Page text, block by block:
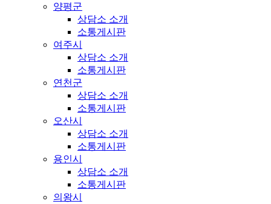
양평군
상담소 소개
소통게시판
여주시
상담소 소개
소통게시판
연천군
상담소 소개
소통게시판
오산시
상담소 소개
소통게시판
용인시
상담소 소개
소통게시판
의왕시